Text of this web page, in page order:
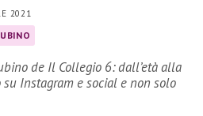
2021
de Il Collegio 6: dall’età alla
Instagram e social e non solo